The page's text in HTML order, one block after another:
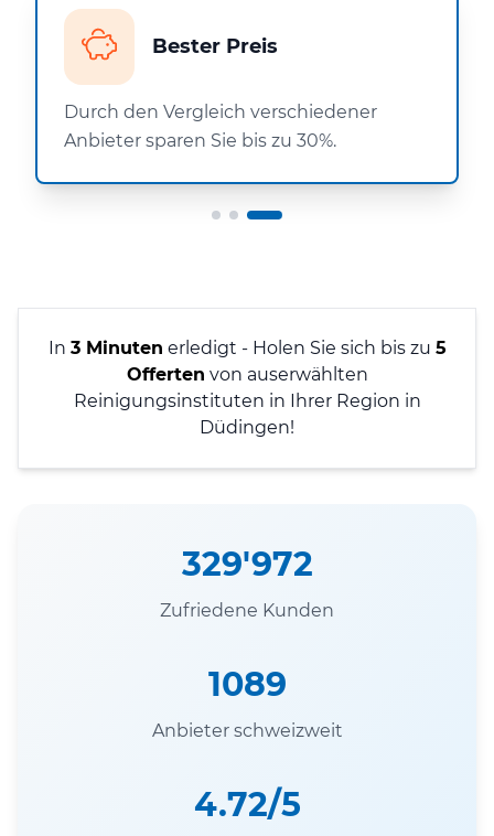
Bester Preis
Durch den Vergleich verschiedener
Anbieter sparen Sie bis zu 30%.
In 3 Minuten erledigt - Holen Sie sich bis zu 5
Offerten von auserwählten
Reinigungsinstituten in Ihrer Region in
Düdingen!
329'972
Zufriedene Kunden
1089
Anbieter schweizweit
4.72/5